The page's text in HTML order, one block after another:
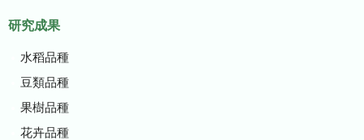
研究成果
水稻品種
豆類品種
果樹品種
花卉品種